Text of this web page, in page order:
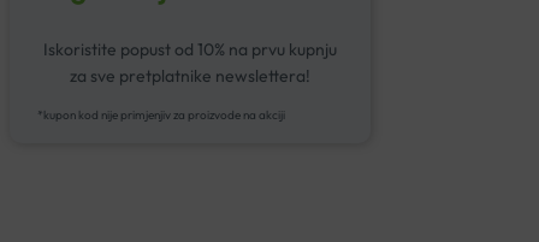
Iskoristite popust od 10% na prvu kupnju
za sve pretplatnike newslettera!
*kupon kod nije primjenjiv za proizvode na akciji